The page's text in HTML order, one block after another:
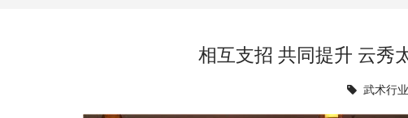
相互支招 共同提升 云秀
武术行